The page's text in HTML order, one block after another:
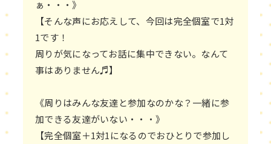
ぁ・・・》
【そんな声にお応えして、今回は完全個室で1対
1です！
周りが気になってお話に集中できない。なんて
事はありません♬】
《周りはみんな友達と参加なのかな？一緒に参
加できる友達がいない・・・》
【完全個室＋1対1になるのでおひとりで参加し